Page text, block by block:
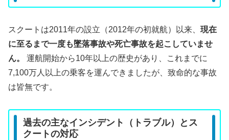
スクートは2011年の設立（2012年の初就航）以来、 現在
に至るまで一度も墜落事故や死亡事故を起こしていませ
ん。
運航開始から10年以上の歴史があり、これまでに
7,100万人以上の乗客を運んできましたが、致命的な事故
は皆無です。
過去の主なインシデント（トラブル）とス
クートの対応